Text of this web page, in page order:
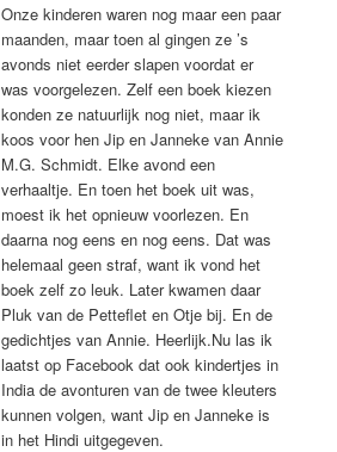
Onze kinderen waren nog maar een paar
maanden, maar toen al gingen ze ’s
avonds niet eerder slapen voordat er
was voorgelezen. Zelf een boek kiezen
konden ze natuurlijk nog niet, maar ik
koos voor hen Jip en Janneke van Annie
M.G. Schmidt. Elke avond een
verhaaltje. En toen het boek uit was,
moest ik het opnieuw voorlezen. En
daarna nog eens en nog eens. Dat was
helemaal geen straf, want ik vond het
boek zelf zo leuk. Later kwamen daar
Pluk van de Petteflet en Otje bij. En de
gedichtjes van Annie. Heerlijk.Nu las ik
laatst op Facebook dat ook kindertjes in
India de avonturen van de twee kleuters
kunnen volgen, want Jip en Janneke is
in het Hindi uitgegeven.